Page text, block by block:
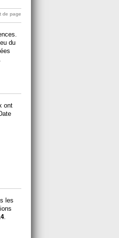
de page
du
ont
les
.